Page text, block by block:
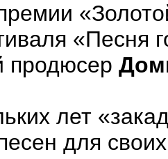
«Песня
продюсер
лет
для